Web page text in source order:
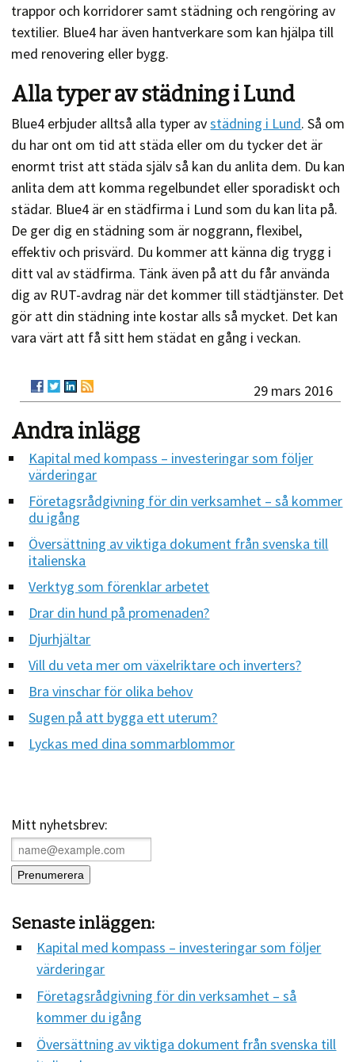
trappor och korridorer samt städning och rengöring av
textilier. Blue4 har även hantverkare som kan hjälpa till
med renovering eller bygg.
Alla typer av städning i Lund
Blue4 erbjuder alltså alla typer avstädning i Lund. Så om
du har ont om tid att städa eller om du tycker det är
enormt trist att städa själv så kan du anlita dem. Du kan
anlita dem att komma regelbundet eller sporadiskt och
städar. Blue4 är en städfirma i Lund som du kan lita på.
De ger dig en städning som är noggrann, flexibel,
effektiv och prisvärd. Du kommer att känna dig trygg i
ditt val av städfirma. Tänk även på att du får använda
dig av RUT-avdrag när det kommer till städtjänster. Det
gör att din städning inte kostar alls så mycket. Det kan
vara värt att få sitt hem städat en gång i veckan.
29 mars 2016
Andra inlägg
Kapital med kompass – investeringar som följer
värderingar
Företagsrådgivning för din verksamhet – så kommer
du igång
Översättning av viktiga dokument från svenska till
italienska
Verktyg som förenklar arbetet
Drar din hund på promenaden?
Djurhjältar
Vill du veta mer om växelriktare och inverters?
Bra vinschar för olika behov
Sugen på att bygga ett uterum?
Lyckas med dina sommarblommor
Mitt nyhetsbrev:
Senaste inläggen:
Kapital med kompass – investeringar som följer
värderingar
Företagsrådgivning för din verksamhet – så
kommer du igång
Översättning av viktiga dokument från svenska till